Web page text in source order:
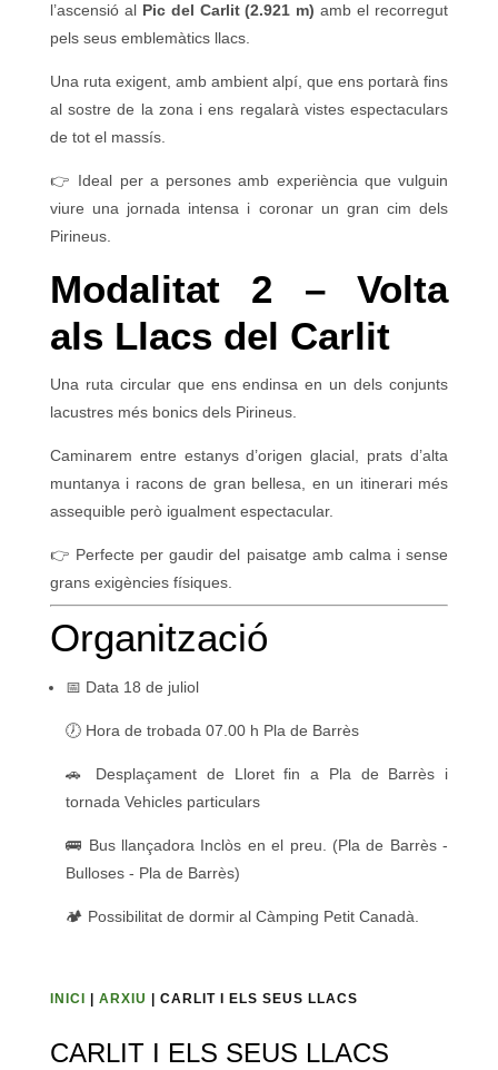
l’ascensió al Pic del Carlit (2.921 m) amb el recorregut
pels seus emblemàtics llacs.
Una ruta exigent, amb ambient alpí, que ens portarà fins
al sostre de la zona i ens regalarà vistes espectaculars
de tot el massís.
👉 Ideal per a persones amb experiència que vulguin
viure una jornada intensa i coronar un gran cim dels
Pirineus.
Modalitat 2 – Volta
als Llacs del Carlit
Una ruta circular que ens endinsa en un dels conjunts
lacustres més bonics dels Pirineus.
Caminarem entre estanys d’origen glacial, prats d’alta
muntanya i racons de gran bellesa, en un itinerari més
assequible però igualment espectacular.
👉 Perfecte per gaudir del paisatge amb calma i sense
grans exigències físiques.
Organització
📅 Data 18 de juliol
🕖 Hora de trobada 07.00 h Pla de Barrès
🚗 Desplaçament de Lloret fin a Pla de Barrès i
tornada Vehicles particulars
🚌 Bus llançadora Inclòs en el preu. (Pla de Barrès -
Bulloses - Pla de Barrès)
🏕️ Possibilitat de dormir al Càmping Petit Canadà.
INICI ARXIU | CARLIT I ELS SEUS LLACS
CARLIT I ELS SEUS LLACS